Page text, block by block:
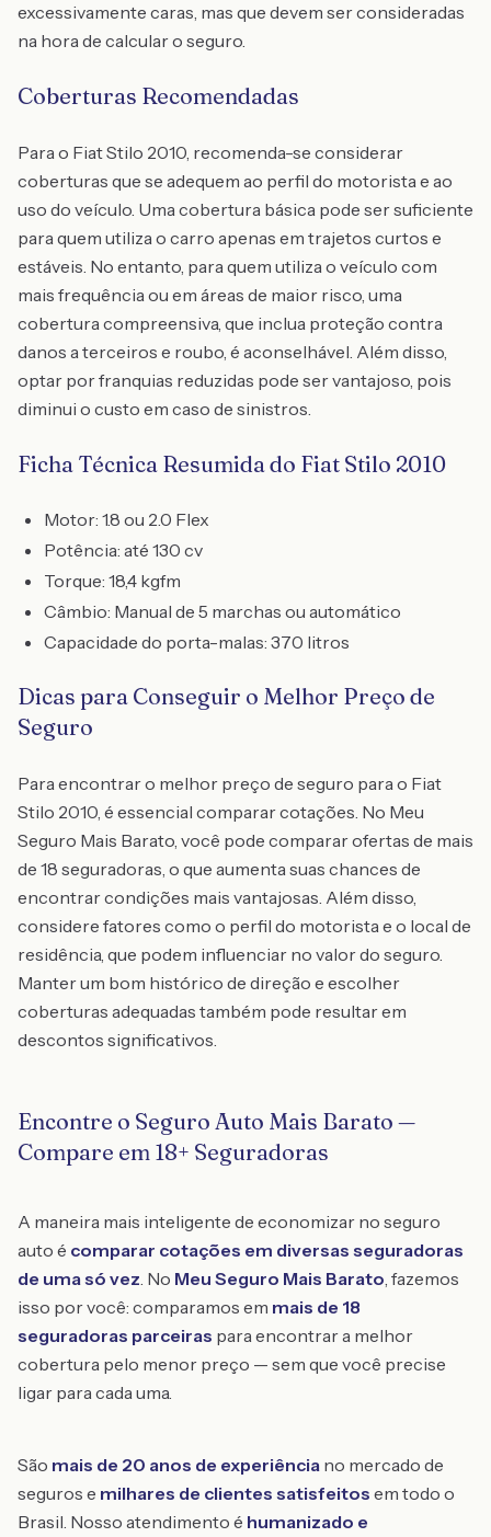
excessivamente caras, mas que devem ser consideradas
na hora de calcular o seguro.
Coberturas Recomendadas
Para o Fiat Stilo 2010, recomenda-se considerar
coberturas que se adequem ao perfil do motorista e ao
uso do veículo. Uma cobertura básica pode ser suficiente
para quem utiliza o carro apenas em trajetos curtos e
estáveis. No entanto, para quem utiliza o veículo com
mais frequência ou em áreas de maior risco, uma
cobertura compreensiva, que inclua proteção contra
danos a terceiros e roubo, é aconselhável. Além disso,
optar por franquias reduzidas pode ser vantajoso, pois
diminui o custo em caso de sinistros.
Ficha Técnica Resumida do Fiat Stilo 2010
Motor: 1.8 ou 2.0 Flex
Potência: até 130 cv
Torque: 18,4 kgfm
Câmbio: Manual de 5 marchas ou automático
Capacidade do porta-malas: 370 litros
Dicas para Conseguir o Melhor Preço de
Seguro
Para encontrar o melhor preço de seguro para o Fiat
Stilo 2010, é essencial comparar cotações. No Meu
Seguro Mais Barato, você pode comparar ofertas de mais
de 18 seguradoras, o que aumenta suas chances de
encontrar condições mais vantajosas. Além disso,
considere fatores como o perfil do motorista e o local de
residência, que podem influenciar no valor do seguro.
Manter um bom histórico de direção e escolher
coberturas adequadas também pode resultar em
descontos significativos.
Encontre o Seguro Auto Mais Barato —
Compare em 18+ Seguradoras
A maneira mais inteligente de economizar no seguro
auto é comparar cotações em diversas seguradoras
de uma só vez. No Meu Seguro Mais Barato, fazemos
isso por você: comparamos em mais de 18
seguradoras parceiras para encontrar a melhor
cobertura pelo menor preço — sem que você precise
ligar para cada uma.
São mais de 20 anos de experiência no mercado de
seguros e milhares de clientes satisfeitos em todo o
Brasil. Nosso atendimento é humanizado e